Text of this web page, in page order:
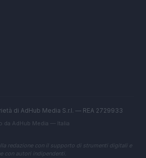
di AdHub Media S.r.l. — REA 2729933
da AdHub Media — Italia
redazione con il supporto di strumenti digitali e
con autori indipendenti.